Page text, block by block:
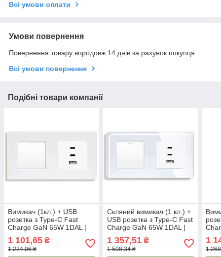
Всі умови оплати
Умови повернення
Повернення товару впродовж 14 днів за рахунок покупця
Всі умови повернення
Подібні товари компанії
Вимикач (1кл.) + USB
розетка з Type-C Fast
Charge GaN 65W 1DAL |
FC65W.WT)
1 101,65 ₴
1 224,06 ₴
Скляний вимикач (1 кл.) +
USB розетка з Type-C Fast
Charge GaN 65W 1DAL |
FC65W.WT)
1 357,51₴
1 508,34 ₴
1
1